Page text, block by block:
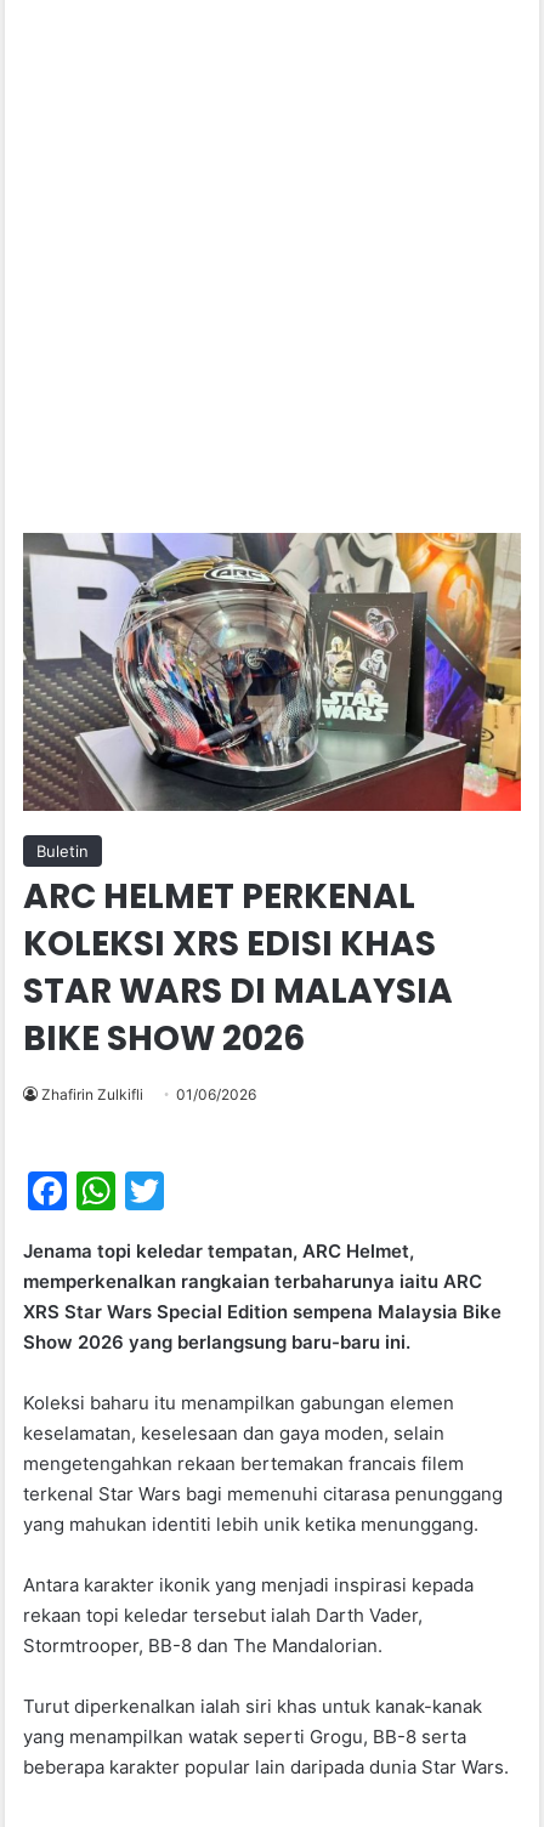
Buletin
ARC HELMET PERKENAL
KOLEKSI XRS EDISI KHAS
STAR WARS DI MALAYSIA
BIKE SHOW 2026
Zhafirin Zulkifli 01/06/2026
F
c
e
b
o
o
k
W
at
s
A
p
itt
er
Jenama topi keledar tempatan, ARC Helmet,
memperkenalkan rangkaian terbaharunya iaitu ARC
XRS Star Wars Special Edition sempena Malaysia Bike
Show 2026 yang berlangsung baru-baru ini.
Koleksi baharu itu menampilkan gabungan elemen
keselamatan, keselesaan dan gaya moden, selain
mengetengahkan rekaan bertemakan francais filem
terkenal Star Wars bagi memenuhi citarasa penunggang
yang mahukan identiti lebih unik ketika menunggang.
Antara karakter ikonik yang menjadi inspirasi kepada
rekaan topi keledar tersebut ialah Darth Vader,
Stormtrooper, BB-8 dan The Mandalorian.
Turut diperkenalkan ialah siri khas untuk kanak-kanak
yang menampilkan watak seperti Grogu, BB-8 serta
beberapa karakter popular lain daripada dunia Star Wars.